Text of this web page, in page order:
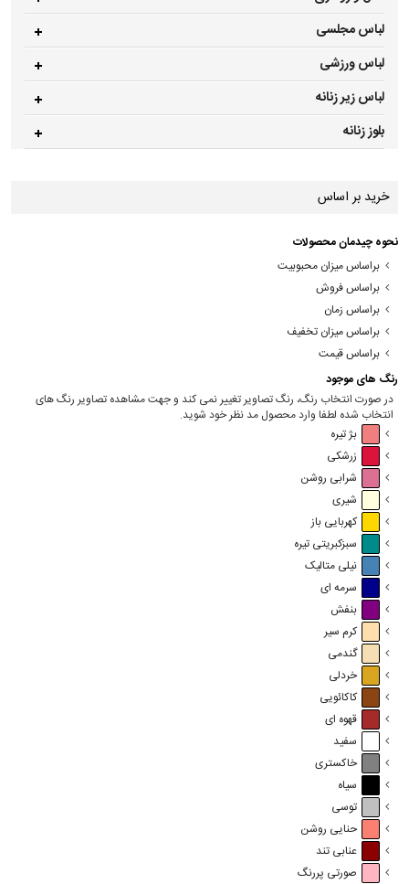
لباس مجلسی
لباس ورزشی
لباس زیر زنانه
بلوز زنانه
خرید بر اساس
نحوه چیدمان محصولات
براساس میزان محبوبیت
براساس فروش
براساس زمان
براساس میزان تخفیف
براساس قیمت
رنگ های موجود
در صورت انتخاب رنگ، رنگ تصاویر تغییر نمی کند و جهت مشاهده تصاویر رنگ های
انتخاب شده لطفا وارد محصول مد نظر خود شوید.
بژ تیره
زرشکی
شرابی روشن
شیری
کهربایی باز
سبزکبریتی تیره
نیلی متالیک
سرمه ای
بنفش
کرم سیر
گندمی
خردلی
کاکائویی
قهوه ای
سفید
خاکستری
سیاه
توسی
حنایی روشن
عنابی تند
صورتی پررنگ